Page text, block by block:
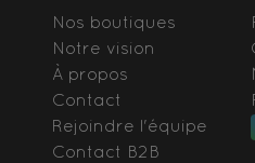
Nos boutiques
Notre vision
À propos
Contact
Rejoindre l'équipe
Contact B2B